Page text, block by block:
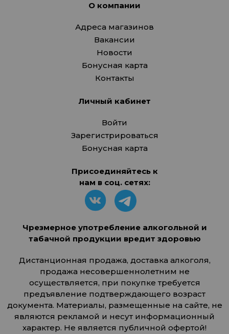
О компании
Адреса магазинов
Вакансии
Новости
Бонусная карта
Контакты
Личный кабинет
Войти
Зарегистрироваться
Бонусная карта
Присоединяйтесь к
нам в соц. сетях:
Чрезмерное употребление алкогольной и
табачной продукции вредит здоровью
Дистанционная продажа, доставка алкоголя,
продажа несовершеннолетним не
осуществляется, при покупке требуется
предъявление подтверждающего возраст
документа. Материалы, размещенные на сайте, не
являются рекламой и несут информационный
характер. Не является публичной офертой!